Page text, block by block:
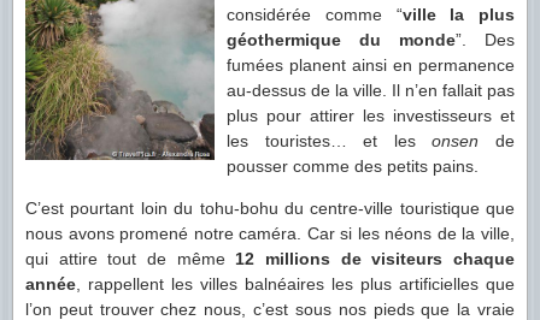
considérée comme “ville la plus
géothermique du monde”. Des
fumées planent ainsi en permanence
au-dessus de la ville. Il n’en fallait pas
plus pour attirer les investisseurs et
les touristes… et lesonsen de
pousser comme des petits pains.
C’est pourtant loin du tohu-bohu du centre-ville touristique que
nous avons promené notre caméra. Car si les néons de la ville,
qui attire tout de même 12 millions de visiteurs chaque
année , rappellent les villes balnéaires les plus artificielles que
l’on peut trouver chez nous, c’est sous nos pieds que la vraie